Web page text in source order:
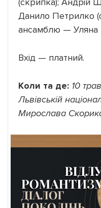
Данило Петрилко
ансамблю — Уляна
Вхід — платний.
Коли та де: 10
Львівській
Мирослава